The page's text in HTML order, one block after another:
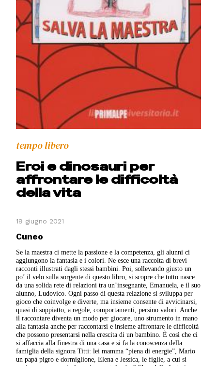
tempo libero
Eroi e dinosauri per
affrontare le difficoltà
della vita
19 giugno 2021
Cuneo
Se la maestra ci mette la passione e la competenza, gli alunni ci
aggiungono la fantasia e i colori. Ne esce una raccolta di brevi
racconti illustrati dagli stessi bambini. Poi, sollevando giusto un
po’ il velo sulla sorgente di questo libro, si scopre che tutto nasce
da una solida rete di relazioni tra un’insegnante, Emanuela, e il suo
alunno, Ludovico. Ogni passo di questa relazione si sviluppa per
gioco che coinvolge e diverte, ma insieme consente di avvicinarsi,
quasi di soppiatto, a regole, comportamenti, persino valori. Anche
il raccontare diventa un modo per giocare, uno strumento in mano
alla fantasia anche per raccontarsi e insieme affrontare le difficoltà
che possono presentarsi nella crescita di un bambino. È così che ci
si affaccia alla finestra di una casa e si fa la conoscenza della
famiglia della signora Titti: lei mamma “piena di energie”, Mario
un papà pigro e dormiglione, Elena e Jessica, le figlie, a cui si